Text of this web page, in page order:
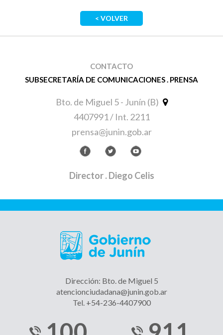
< VOLVER
CONTACTO
SUBSECRETARÍA DE COMUNICACIONES . PRENSA
Bto. de Miguel 5 - Junín (B)
4407991 / Int. 2211
prensa@junin.gob.ar
Director. Diego Celis
Dirección: Bto. de Miguel 5
atencionciudadana@junin.gob.ar
Tel. +54-236-4407900